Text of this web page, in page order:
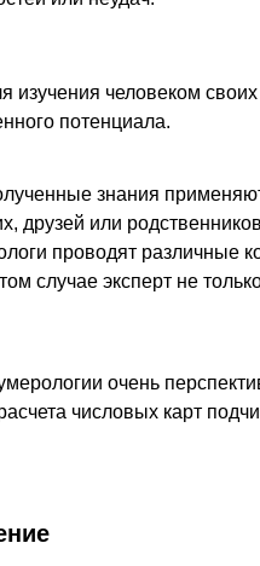
изучения человеком
потенциала.
знания
друзей или
проводят различные
случае эксперт не
очень
числовых карт